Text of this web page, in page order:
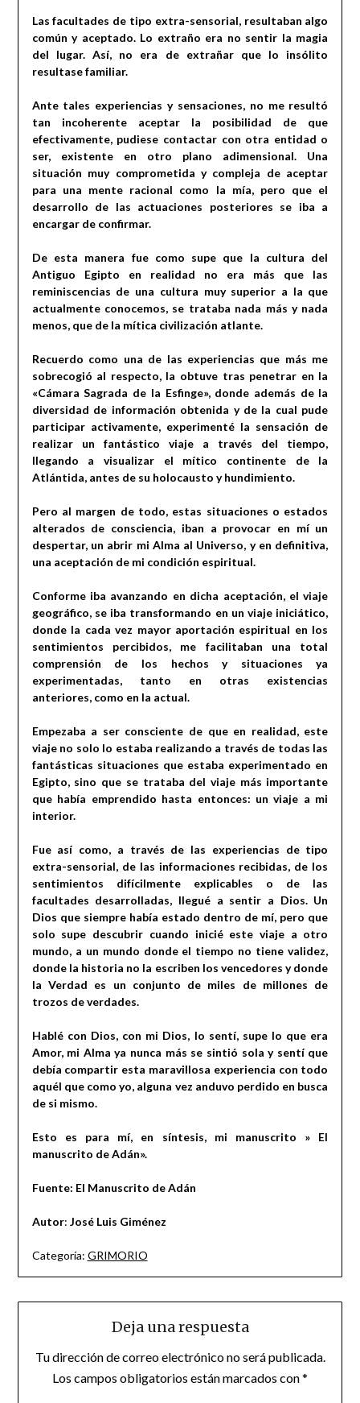
Las facultades de tipo extra-sensorial, resultaban algo
común y aceptado. Lo extraño era no sentir la magia
del lugar. Así, no era de extrañar que lo insólito
resultase familiar.
Ante tales experiencias y sensaciones, no me resultó
tan incoherente aceptar la posibilidad de que
efectivamente, pudiese contactar con otra entidad o
ser, existente en otro plano adimensional. Una
situación muy comprometida y compleja de aceptar
para una mente racional como la mía, pero que el
desarrollo de las actuaciones posteriores se iba a
encargar de confirmar.
De esta manera fue como supe que la cultura del
Antiguo Egipto en realidad no era más que las
reminiscencias de una cultura muy superior a la que
actualmente conocemos, se trataba nada más y nada
menos, que de la mítica civilización atlante.
Recuerdo como una de las experiencias que más me
sobrecogió al respecto, la obtuve tras penetrar en la
«Cámara Sagrada de la Esfinge», donde además de la
diversidad de información obtenida y de la cual pude
participar activamente, experimenté la sensación de
realizar un fantástico viaje a través del tiempo,
llegando a visualizar el mítico continente de la
Atlántida, antes de su holocausto y hundimiento.
Pero al margen de todo, estas situaciones o estados
alterados de consciencia, iban a provocar en mí un
despertar, un abrir mi Alma al Universo, y en definitiva,
una aceptación de mi condición espiritual.
Conforme iba avanzando en dicha aceptación, el viaje
geográfico, se iba transformando en un viaje iniciático,
donde la cada vez mayor aportación espiritual en los
sentimientos percibidos, me facilitaban una total
comprensión de los hechos y situaciones ya
experimentadas, tanto en otras existencias
anteriores, como en la actual.
Empezaba a ser consciente de que en realidad, este
viaje no solo lo estaba realizando a través de todas las
fantásticas situaciones que estaba experimentado en
Egipto, sino que se trataba del viaje más importante
que había emprendido hasta entonces: un viaje a mi
interior.
Fue así como, a través de las experiencias de tipo
extra-sensorial, de las informaciones recibidas, de los
sentimientos difícilmente explicables o de las
facultades desarrolladas, llegué a sentir a Dios. Un
Dios que siempre había estado dentro de mí, pero que
solo supe descubrir cuando inicié este viaje a otro
mundo, a un mundo donde el tiempo no tiene validez,
donde la historia no la escriben los vencedores y donde
la Verdad es un conjunto de miles de millones de
trozos de verdades.
Hablé con Dios, con mi Dios, lo sentí, supe lo que era
Amor, mi Alma ya nunca más se sintió sola y sentí que
debía compartir esta maravillosa experiencia con todo
aquél que como yo, alguna vez anduvo perdido en busca
de si mismo.
Esto es para mí, en síntesis, mi manuscrito » El
manuscrito de Adán».
Fuente: El Manuscrito de Adán
Autor: José Luis Giménez
Categoría: GRIMORIO
Deja una respuesta
Tu dirección de correo electrónico no será publicada.
Los campos obligatorios están marcados con*